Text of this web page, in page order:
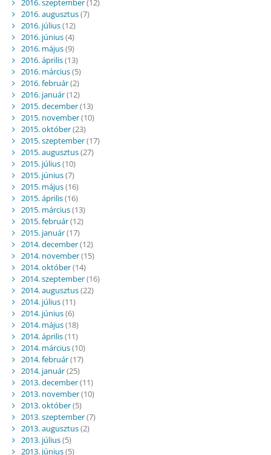
2016. szeptember(12)
2016. augusztus(7)
2016. július(12)
2016. június(4)
2016. május(9)
2016. április(13)
2016. március(5)
2016. február(2)
2016. január(12)
2015. december(13)
2015. november(10)
2015. október(23)
2015. szeptember(17)
2015. augusztus(27)
2015. július(10)
2015. június(7)
2015. május(16)
2015. április(16)
2015. március(13)
2015. február(12)
2015. január(17)
2014. december(12)
2014. november(15)
2014. október(14)
2014. szeptember(16)
2014. augusztus(22)
2014. július(11)
2014. június(6)
2014. május(18)
2014. április(11)
2014. március(10)
2014. február(17)
2014. január(25)
2013. december(11)
2013. november(10)
2013. október(5)
2013. szeptember(7)
2013. augusztus(2)
2013. július(5)
2013. június(5)